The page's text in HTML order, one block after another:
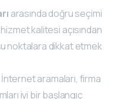
arasında doğru seçimi
kalitesi açısından
noktalara dikkat etmek
İnternet aramaları, firma
iyi bir başlangıç